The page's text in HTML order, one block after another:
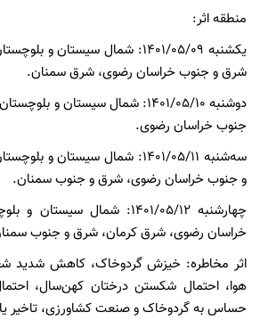
منطقه اثر:
یکشنبه 1401/05/09: شمال سیستان
شرق و جنوب خراسان رضوی، شرق سمنان.
دوشنبه 1401/05/10: شمال سیستان و
جنوب خراسان رضوی.
سه‌شنبه 1401/05/11: شمال سیستان
و جنوب خراسان رضوی، شرق و جنوب سمنان.
چهارشنبه 1401/05/12: شمال
خراسان رضوی، شرق کرمان، شرق و جنوب
اثر مخاطره: خیزش گردوخاک، کاهش شدید
هوا، احتمال شکستن درختان کهن‌سال،
حساس به گردوخاک و صنعت کشاورزی، تاخیر یا